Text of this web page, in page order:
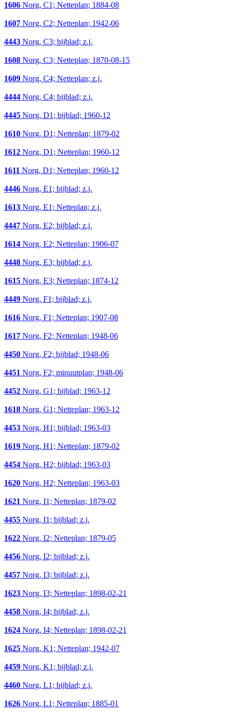
1606 Norg, C1; Netteplan; 1884-08
1607 Norg, C2; Netteplan; 1942-06
4443 Norg, C3; bijblad; z.j.
1608 Norg, C3; Netteplan; 1870-08-15
1609 Norg, C4; Netteplan; z.j.
4444 Norg, C4; bijblad; z.j.
4445 Norg, D1; bijblad; 1960-12
1610 Norg, D1; Netteplan; 1879-02
1612 Norg, D1; Netteplan; 1960-12
1611 Norg, D1; Netteplan; 1960-12
4446 Norg, E1; bijblad; z.j.
1613 Norg, E1; Netteplan; z.j.
4447 Norg, E2; bijblad; z.j.
1614 Norg, E2; Netteplan; 1906-07
4448 Norg, E3; bijblad; z.j.
1615 Norg, E3; Netteplan; 1874-12
4449 Norg, F1; bijblad; z.j.
1616 Norg, F1; Netteplan; 1907-08
1617 Norg, F2; Netteplan; 1948-06
4450 Norg, F2; bijblad; 1948-06
4451 Norg, F2; minuutplan; 1948-06
4452 Norg, G1; bijblad; 1963-12
1618 Norg, G1; Netteplan; 1963-12
4453 Norg, H1; bijblad; 1963-03
1619 Norg, H1; Netteplan; 1879-02
4454 Norg, H2; bijblad; 1963-03
1620 Norg, H2; Netteplan; 1963-03
1621 Norg, I1; Netteplan; 1879-02
4455 Norg, I1; bijblad; z.j.
1622 Norg, I2; Netteplan; 1879-05
4456 Norg, I2; bijblad; z.j.
4457 Norg, I3; bijblad; z.j.
1623 Norg, I3; Netteplan; 1898-02-21
4458 Norg, I4; bijblad; z.j.
1624 Norg, I4; Netteplan; 1898-02-21
1625 Norg, K1; Netteplan; 1942-07
4459 Norg, K1; bijblad; z.j.
4460 Norg, L1; bijblad; z.j.
1626 Norg, L1; Netteplan; 1885-01